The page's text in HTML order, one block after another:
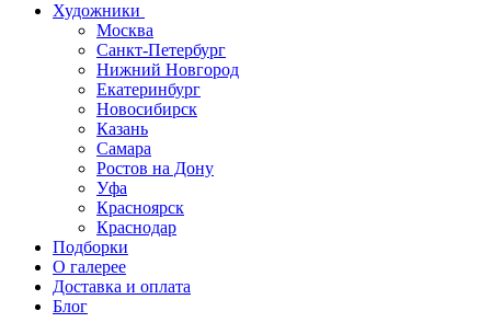
Художники
Москва
Санкт-Петербург
Нижний Новгород
Екатеринбург
Новосибирск
Казань
Самара
Ростов на Дону
Уфа
Красноярск
Краснодар
Подборки
О галерее
Доставка и оплата
Блог